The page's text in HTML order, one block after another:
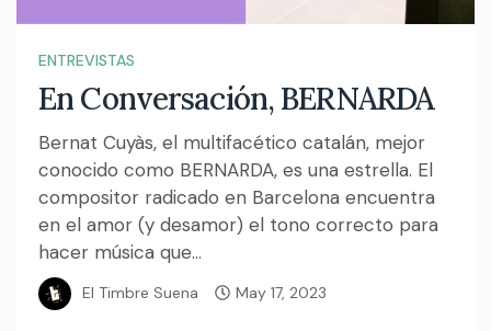
ENTREVISTAS
En Conversación, BERNARDA
Bernat Cuyàs, el multifacético catalán, mejor
conocido como BERNARDA, es una estrella. El
compositor radicado en Barcelona encuentra
en el amor (y desamor) el tono correcto para
hacer música que...
El Timbre Suena May 17, 2023